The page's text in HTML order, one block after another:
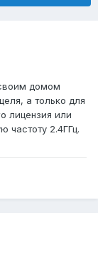
домом
а только для
лицензия или
частоту 2.4ГГц.